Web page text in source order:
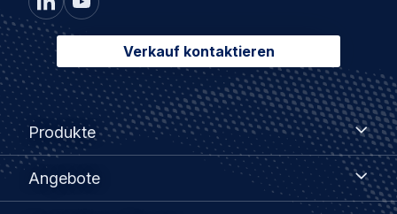
Verkauf kontaktieren
Footer
menu
Produkte
Produkte
Angebote
Angebote